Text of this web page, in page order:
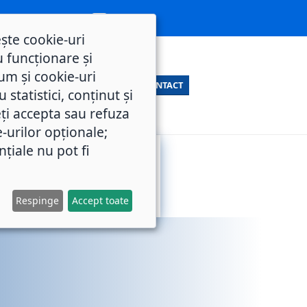
CONTACT
cookie-uri
funcționare și
și cookie-uri
statistici, conținut și
accepta sau refuza
urilor opționale;
nu pot fi
Respinge Accept toate